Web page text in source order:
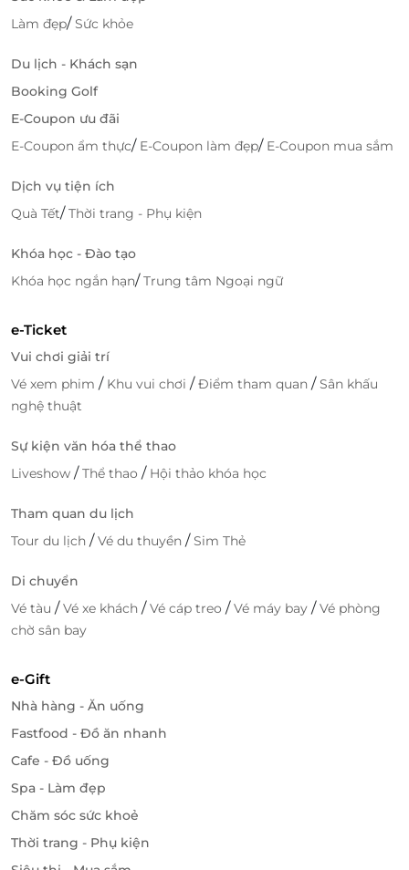
Làm đẹp/Sức khỏe
Du lịch - Khách sạn
Booking Golf
E-Coupon ưu đãi
E-Coupon ẩm thực/ E-Coupon làm đẹp/ E-Coupon mua sắm
Dịch vụ tiện ích
Quà Tết/Thời trang - Phụ kiện
Khóa học - Đào tạo
Khóa học ngắn hạn/Trung tâm Ngoại ngữ
e-Ticket
Vui chơi giải trí
Vé xem phim / Khu vui chơi /Điểm tham quan /Sân khấu
nghệ thuật
Sự kiện văn hóa thể thao
Liveshow /Thể thao / Hội thảo khóa học
Tham quan du lịch
Tour du lịch /Vé du thuyền /Sim Thẻ
Di chuyển
Vé tàu /Vé xe khách /Vé cáp treo /Vé máy bay /Vé phòng
chờ sân bay
e-Gift
Nhà hàng - Ăn uống
Fastfood - Đồ ăn nhanh
Cafe - Đồ uống
Spa - Làm đẹp
Chăm sóc sức khoẻ
Thời trang - Phụ kiện